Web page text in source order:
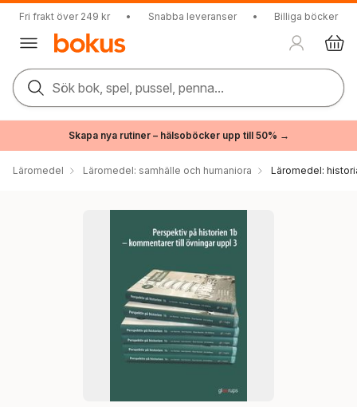
Fri frakt över 249 kr • Snabba leveranser • Billiga böcker
Sök bok, spel, pussel, penna...
Skapa nya rutiner – hälsoböcker upp till 50% →
Läromedel Läromedel: samhälle och humaniora Läromedel: